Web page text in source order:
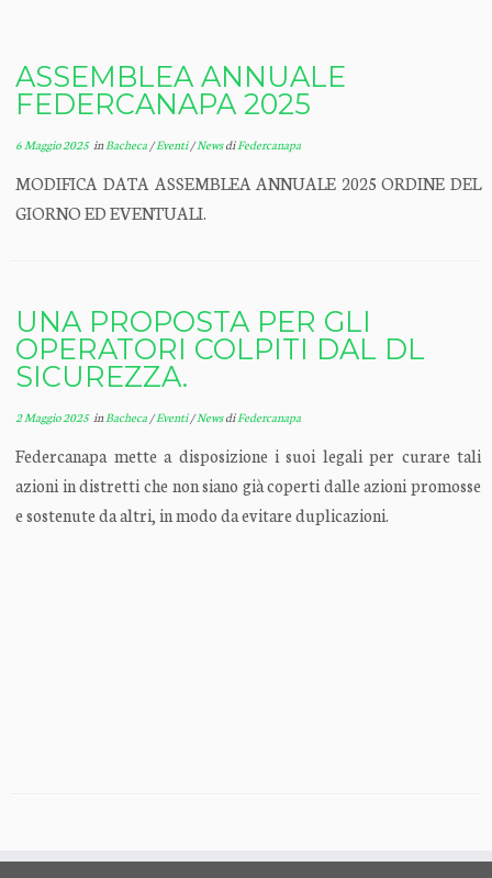
ASSEMBLEA ANNUALE
FEDERCANAPA 2025
6 Maggio 2025inBacheca /Eventi/NewsdiFedercanapa
MODIFICA DATA ASSEMBLEA ANNUALE 2025 ORDINE DEL
GIORNO ED EVENTUALI.
UNA PROPOSTA PER GLI
OPERATORI COLPITI DAL DL
SICUREZZA.
2 Maggio 2025inBacheca /Eventi/NewsdiFedercanapa
Federcanapa mette a disposizione i suoi legali per curare tali
azioni in distretti che non siano già coperti dalle azioni promosse
e sostenute da altri, in modo da evitare duplicazioni.